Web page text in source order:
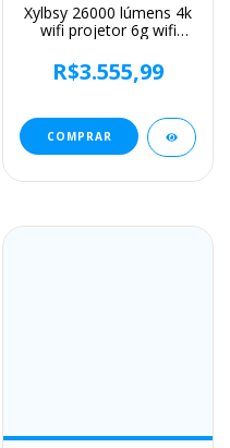
Xylbsy 26000 lúmens 4k
wifi projetor 6g wifi
android tv home theater
luz do dia hdr projetores
decodificação
R$3.555,99
COMPRAR